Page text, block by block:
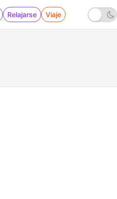
Relajarse Viaje